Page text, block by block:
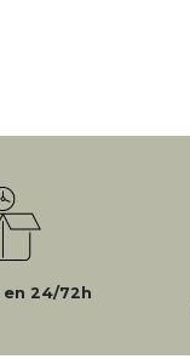
en 24/72h